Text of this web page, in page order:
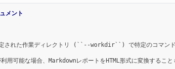
ント
れた作業ディレクトリ (``--workdir``) で特定のコマンド
用可能な場合、MarkdownレポートをHTML形式に変換すること